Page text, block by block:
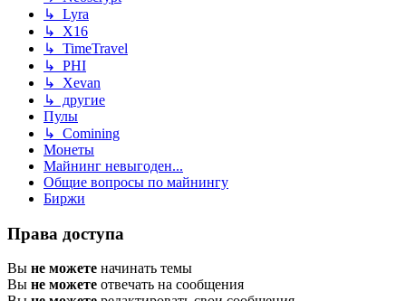
↳ Lyra
↳ X16
↳ TimeTravel
↳ PHI
↳ Xevan
↳ другие
Пулы
↳ Comining
Монеты
Майнинг невыгоден...
Общие вопросы по майнингу
Биржи
Права доступа
Вы не можете начинать темы
Вы не можете отвечать на сообщения